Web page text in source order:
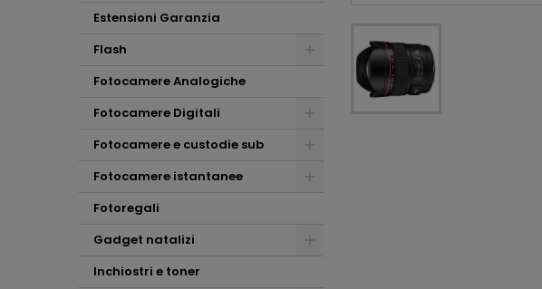
Estensioni Garanzia
Flash
Fotocamere Analogiche
Fotocamere Digitali
Fotocamere e custodie sub
Fotocamere istantanee
Fotoregali
Gadget natalizi
Inchiostri e toner